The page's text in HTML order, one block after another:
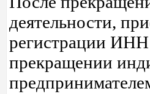
деятельности,
регистрации ИНН
прекращении